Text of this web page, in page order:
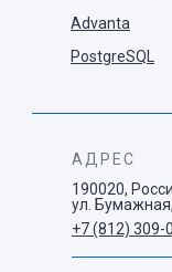
Advanta
PostgreSQL
АДРЕС
190020,
ул. Бумажная,
+7 (812) 309-